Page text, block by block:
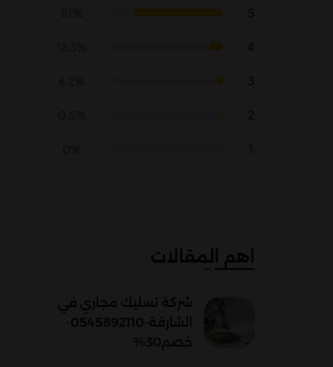
اهم المقالات
شركة تسليك مجاري في
خصم30%